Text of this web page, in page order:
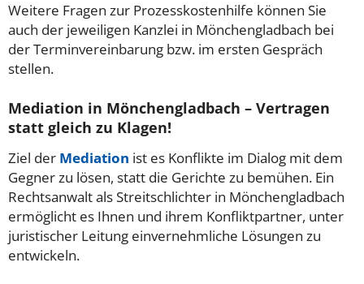
Weitere Fragen zur Prozesskostenhilfe können Sie
auch der jeweiligen Kanzlei in Mönchengladbach bei
der Terminvereinbarung bzw. im ersten Gespräch
stellen.
Mediation in Mönchengladbach – Vertragen
statt gleich zu Klagen!
Ziel der Mediation ist es Konflikte im Dialog mit dem
Gegner zu lösen, statt die Gerichte zu bemühen. Ein
Rechtsanwalt als Streitschlichter in Mönchengladbach
ermöglicht es Ihnen und ihrem Konfliktpartner, unter
juristischer Leitung einvernehmliche Lösungen zu
entwickeln.